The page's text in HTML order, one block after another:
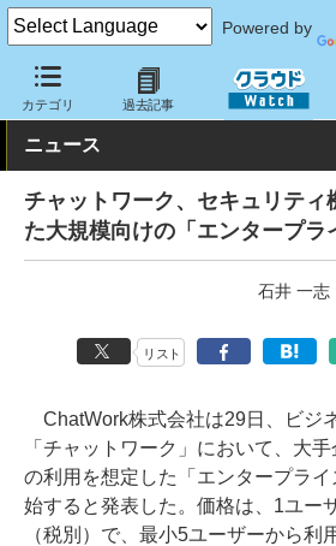
Powered by
カテゴリ 過去記事
クラウド Watch サービス・ソフト サ
ニュース
チャットワーク、セキュリティ
た大規模向けの「エンタープラ
石井 一志
リスト
ChatWork株式会社は29日、ビジ
「チャットワーク」において、大
の利用を想定した「エンタープラ
始すると発表した。価格は、1ユー
（税別）で、最小5ユーザーから利